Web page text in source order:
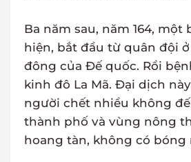
Ba năm sau, năm 164, một
hiện, bắt đầu từ quân đội
đông của Đế quốc. Rồi
kinh đô La Mã. Đại dịch
người chết nhiều không
thành phố và vùng nông
hoang tàn, không có bóng